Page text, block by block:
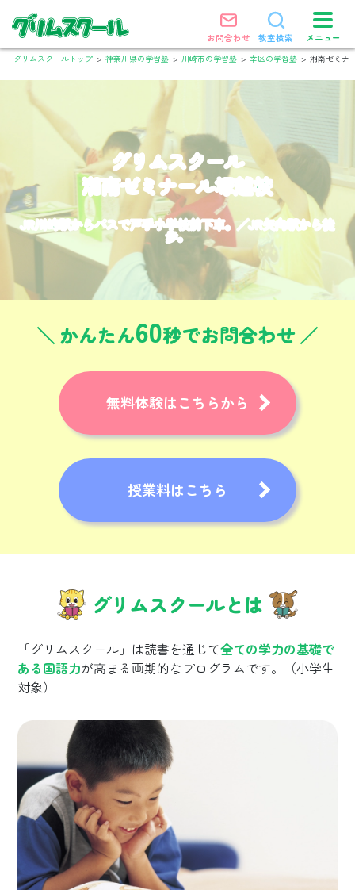
お問合わせ 教室検索 メニュー
グリムスクールトップ > 神奈川県の学習塾 > 川崎市の学習塾 > 幸区の学習塾 > 湘南ゼミナ
グリムスクール
湘南ゼミナール塚越校
JR川崎駅からバスで戸手小学校前下車。／JR矢向駅から徒
歩。
かんたん60秒でお問合わせ
無料体験はこちらから
授業料はこちら
グリムスクールとは
「グリムスクール」は読書を通じて全ての学力の基礎で
ある国語力が高まる画期的なプログラムです。（小学生
対象）